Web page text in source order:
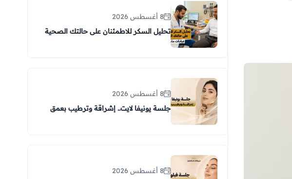
8 أغسطس 2026
تحليل السكر للاطمئنان على حالتك الصحية
8 أغسطس 2026
جلسة يونيفا لايت.. إشراقة وترطيب بعمق
8 أغسطس 2026